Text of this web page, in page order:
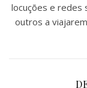
locuções e redes
outros a